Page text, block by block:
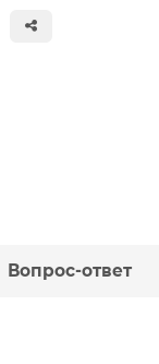
Вопрос-ответ